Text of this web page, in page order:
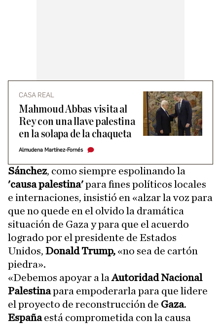
CASA REAL
Mahmoud Abbas visita al
Rey con una llave palestina
en la solapa de la chaqueta
Almudena Martínez-Fornés
Sánchez, como siempre espolinando la
'causa palestina'para fines políticos locales
e internaciones, insistió en «alzar la voz para
que no quede en el olvido la dramática
situación de Gaza y para que el acuerdo
logrado por el presidente de Estados
Unidos, Donald Trump, «no sea de cartón
piedra».
«Debemos apoyar a la Autoridad Nacional
Palestinapara empoderarla para que lidere
el proyecto de reconstrucción de Gaza.
Españaestá comprometida con la causa